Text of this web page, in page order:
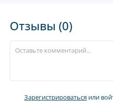
Отзывы (0)
Зарегистрироваться или